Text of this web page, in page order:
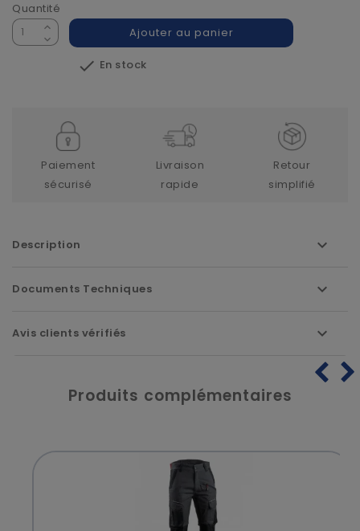
Quantité
Ajouter au panier
 En stock
Paiement
sécurisé
Livraison
rapide
Retour
simplifié
Description
Documents Techniques
Avis clients vérifiés
Produits complémentaires